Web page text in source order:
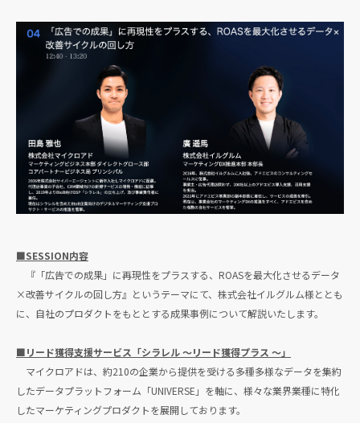
■SESSION内容
『「広告での成果」に再現性をプラスする、ROASを最大化させるデータ
×改善サイクルの回し方』というテーマにて、株式会社イルグルム様ととも
に、自社のプロダクトをもととする成果事例について解説いたします。
■リード獲得支援サービス「シラレル 〜リード獲得プラス 〜」
マイクロアドは、約210の企業から提供を受ける多種多様なデータを集約
したデータプラットフォーム「UNIVERSE」を軸に、様々な業界業種に特化
したマーケティングプロダクトを展開しております。